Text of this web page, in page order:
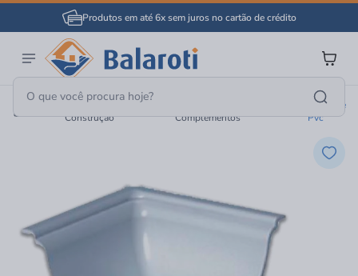
Produtos em até 6x sem juros no cartão de crédito
Material De
Construção
Complementos
Cantoneira De
Pvc